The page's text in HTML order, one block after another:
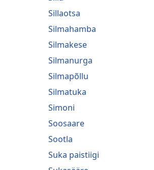
Sillaotsa
Silmahamba
Silmakese
Silmanurga
Silmapõllu
Silmatuka
Simoni
Soosaare
Sootla
Suka paistiigi